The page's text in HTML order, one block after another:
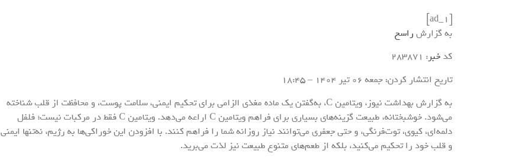
[ad_1]
به گزارش راسخ
کدخبر: 283871
تاریخ انتشار کردن: جمعه 06 تير 1404 – 18:45
به گزارش بهداشت نیوز، ویتامین C، به‌گفتن یک ماده مغذی الزامی برای تحکیم ایمنی، سلامت پوست، و محافظت از قلب شناخته
می‌شود. خوشبختانه، طبیعت گزینه‌های بسیاری برای فراهم ویتامین C اراعه می‌دهد. ویتامین C فقط در مرکبات نیست؛ فلفل
دلمه‌ای، کیوی، توت‌فرنگی، و حتی جعفری می‌توانند نیاز روزانه شما را فراهم کنند. با افزودن این خوراکی‌ها به رژیم، نه‌تنها ایمنی
و قلب خود را تحکیم می‌کنید، بلکه از طعم‌های متنوع طبیعت نیز لذت می‌برید.